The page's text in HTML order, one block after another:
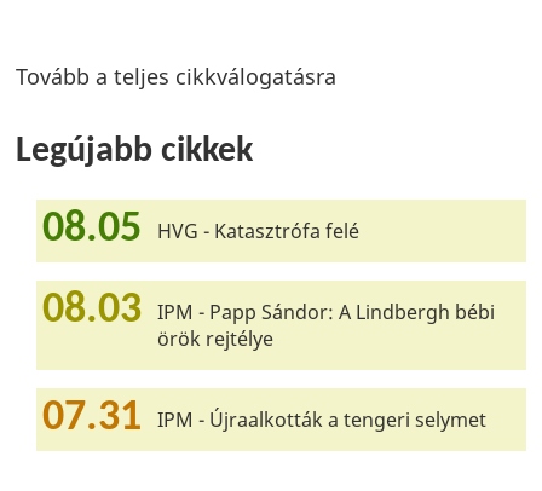
Tovább a teljes cikkválogatásra
Legújabb cikkek
08.05 HVG - Katasztrófa felé
08.03
IPM - Papp Sándor: A Lindbergh bébi
örök rejtélye
07.31 IPM - Újraalkották a tengeri selymet